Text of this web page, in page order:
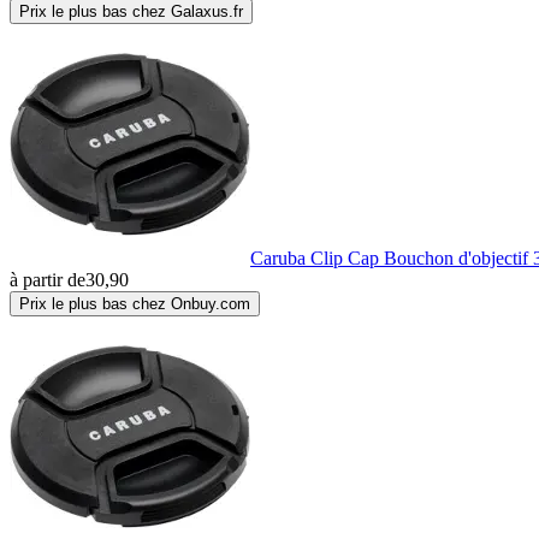
Prix le plus bas chez Galaxus.fr
Caruba Clip Cap Bouchon d'objectif
à partir de30,90
Prix le plus bas chez Onbuy.com